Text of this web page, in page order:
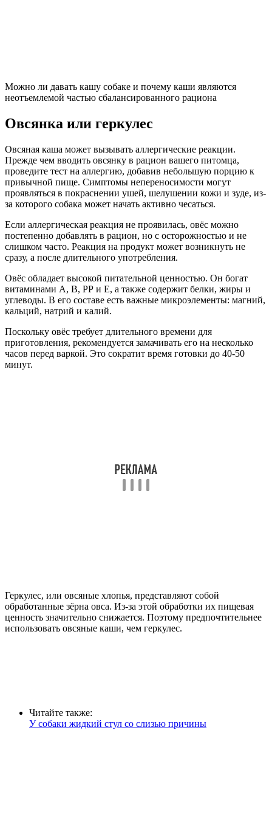
Можно ли давать кашу собаке и почему каши являются
неотъемлемой частью сбалансированного рациона
Овсянка или геркулес
Овсяная каша может вызывать аллергические реакции.
Прежде чем вводить овсянку в рацион вашего питомца,
проведите тест на аллергию, добавив небольшую порцию к
привычной пище. Симптомы непереносимости могут
проявляться в покраснении ушей, шелушении кожи и зуде, из-
за которого собака может начать активно чесаться.
Если аллергическая реакция не проявилась, овёс можно
постепенно добавлять в рацион, но с осторожностью и не
слишком часто. Реакция на продукт может возникнуть не
сразу, а после длительного употребления.
Овёс обладает высокой питательной ценностью. Он богат
витаминами А, В, РР и Е, а также содержит белки, жиры и
углеводы. В его составе есть важные микроэлементы: магний,
кальций, натрий и калий.
Поскольку овёс требует длительного времени для
приготовления, рекомендуется замачивать его на несколько
часов перед варкой. Это сократит время готовки до 40-50
минут.
Геркулес, или овсяные хлопья, представляют собой
обработанные зёрна овса. Из-за этой обработки их пищевая
ценность значительно снижается. Поэтому предпочтительнее
использовать овсяные каши, чем геркулес.
Читайте также:
У собаки жидкий стул со слизью причины